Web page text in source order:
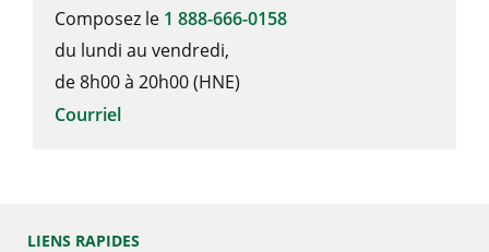
Composez le 1 888-666-0158
du lundi au vendredi,
de 8h00 à 20h00 (HNE)
Courriel
LIENS RAPIDES